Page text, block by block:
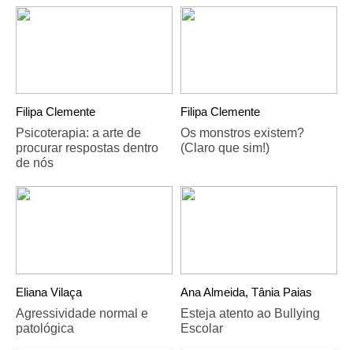
Filipa Clemente
Psicoterapia: a arte de
procurar respostas dentro
de nós
Filipa Clemente
Os monstros existem?
(Claro que sim!)
Eliana Vilaça
Agressividade normal e
patológica
Ana Almeida, Tânia Paias
Esteja atento ao Bullying
Escolar